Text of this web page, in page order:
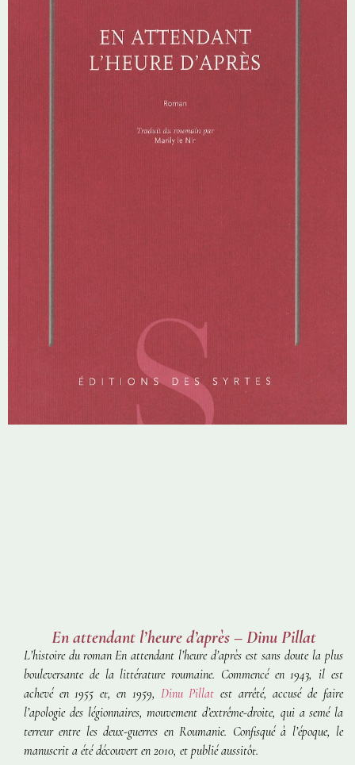
En attendant l’heure d’après – Dinu Pillat
L’histoire du roman En attendant l’heure d’après est sans doute la plus
bouleversante de la littérature roumaine. Commencé en 1943, il est
achevé en 1955 et, en 1959, Dinu Pillat est arrêté, accusé de faire
l’apologie des légionnaires, mouvement d’extrême-droite, qui a semé la
terreur entre les deux-guerres en Roumanie. Confisqué à l’époque, le
manuscrit a été découvert en 2010, et publié aussitôt.